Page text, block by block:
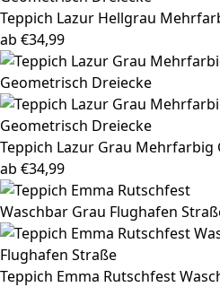
Teppich Lazur Hellgrau
ab €34,99
Teppich Lazur Grau Mehrfarbig
ab €34,99
Teppich Emma Rutschfest